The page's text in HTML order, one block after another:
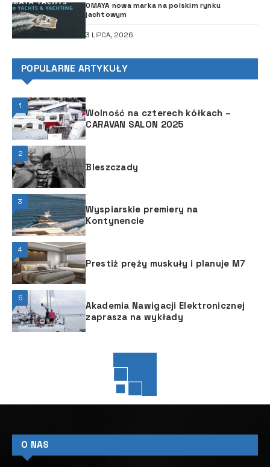
OMAYA nowa marka na polskim rynku
jachtowym
3 LIPCA, 2026
POPULARNE ARTYKUŁY
1
Wolność na czterech kółkach –
CARAVAN SALON 2025
2
Bieszczady
3
Wyspiarskie premiery na
Kontynencie
4
Prestiż pręży muskuły i planuje M7
5
Akademia Nawigacji Elektronicznej
zaprasza na wykłady
O NAS